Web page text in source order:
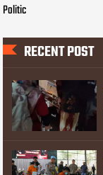
Politic
RECENT POST